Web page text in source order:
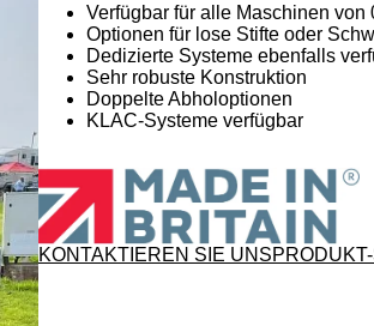
Verfügbar für alle Maschinen von
Optionen für lose Stifte oder
Dedizierte Systeme ebenfalls
Sehr robuste Konstruktion
Doppelte Abholoptionen
KLAC-Systeme verfügbar
KONTAKTIEREN SIE UNS